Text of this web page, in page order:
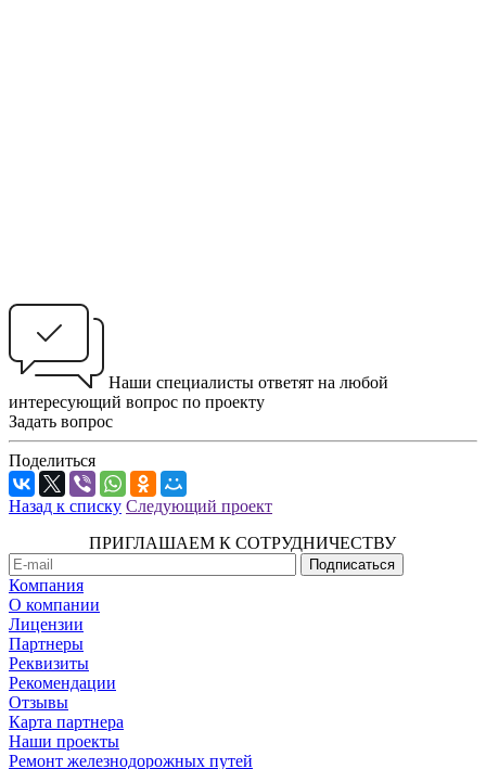
Наши специалисты ответят на любой
интересующий вопрос по проекту
Задать вопрос
Поделиться
Назад к списку Следующий проект
ПРИГЛАШАЕМ К СОТРУДНИЧЕСТВУ
Компания
О компании
Лицензии
Партнеры
Реквизиты
Рекомендации
Отзывы
Карта партнера
Наши проекты
Ремонт железнодорожных путей